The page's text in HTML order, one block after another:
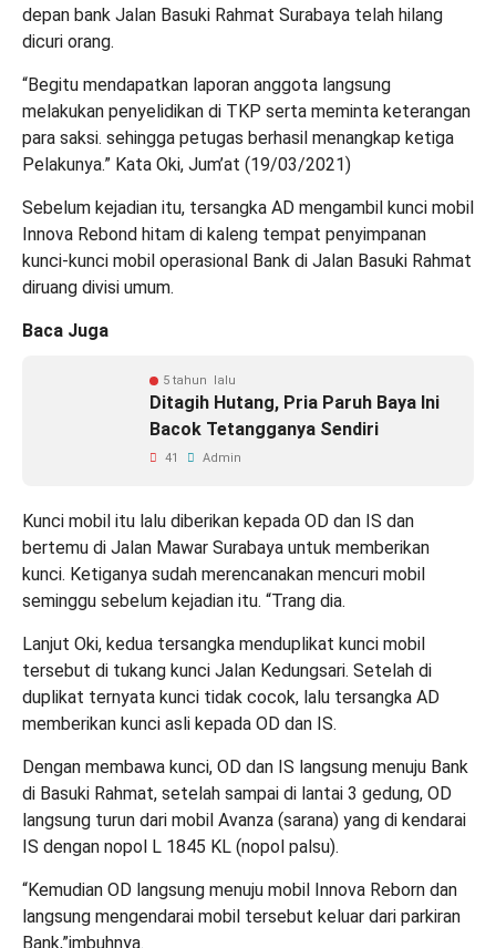
depan bank Jalan Basuki Rahmat Surabaya telah hilang
dicuri orang.
“Begitu mendapatkan laporan anggota langsung
melakukan penyelidikan di TKP serta meminta keterangan
para saksi. sehingga petugas berhasil menangkap ketiga
Pelakunya.” Kata Oki, Jum’at (19/03/2021)
Sebelum kejadian itu, tersangka AD mengambil kunci mobil
Innova Rebond hitam di kaleng tempat penyimpanan
kunci-kunci mobil operasional Bank di Jalan Basuki Rahmat
diruang divisi umum.
Baca Juga
5 tahun lalu
Ditagih Hutang, Pria Paruh Baya Ini
Bacok Tetangganya Sendiri
41 Admin
Kunci mobil itu lalu diberikan kepada OD dan IS dan
bertemu di Jalan Mawar Surabaya untuk memberikan
kunci. Ketiganya sudah merencanakan mencuri mobil
seminggu sebelum kejadian itu. “Trang dia.
Lanjut Oki, kedua tersangka menduplikat kunci mobil
tersebut di tukang kunci Jalan Kedungsari. Setelah di
duplikat ternyata kunci tidak cocok, lalu tersangka AD
memberikan kunci asli kepada OD dan IS.
Dengan membawa kunci, OD dan IS langsung menuju Bank
di Basuki Rahmat, setelah sampai di lantai 3 gedung, OD
langsung turun dari mobil Avanza (sarana) yang di kendarai
IS dengan nopol L 1845 KL (nopol palsu).
“Kemudian OD langsung menuju mobil Innova Reborn dan
langsung mengendarai mobil tersebut keluar dari parkiran
Bank,”imbuhnya.